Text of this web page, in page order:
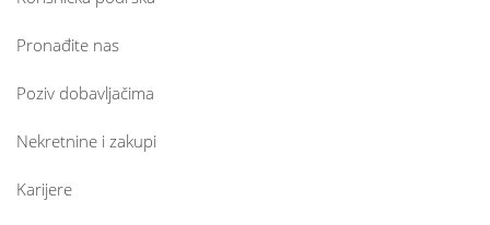
Pronađite nas
Poziv dobavljačima
Nekretnine i zakupi
Karijere